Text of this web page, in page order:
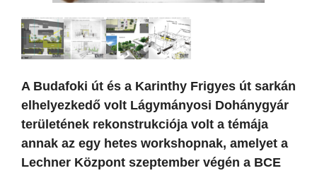
A Budafoki út és a Karinthy Frigyes út sarkán
elhelyezkedő volt Lágymányosi Dohánygyár
területének rekonstrukciója volt a témája
annak az egy hetes workshopnak, amelyet a
Lechner Központ szeptember végén a BCE